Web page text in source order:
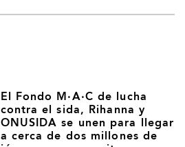
El Fondo M∙A∙C de lucha
contra el sida, Rihanna y
ONUSIDA se unen para llegar
a cerca de dos millones de